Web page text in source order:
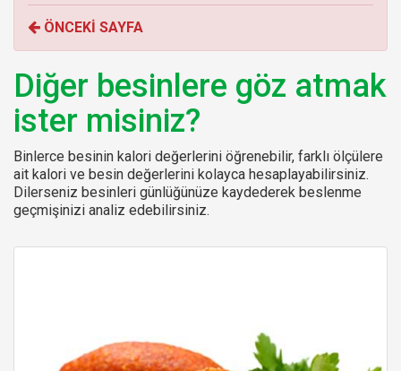
o
r
:
ÖNCEKİ SAYFA
Diğer besinlere göz atmak
ister misiniz?
Binlerce besinin kalori değerlerini öğrenebilir, farklı ölçülere
ait kalori ve besin değerlerini kolayca hesaplayabilirsiniz.
Dilerseniz besinleri günlüğünüze kaydederek beslenme
geçmişinizi analiz edebilirsiniz.